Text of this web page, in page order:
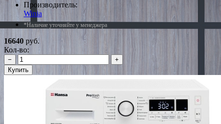
Производитель:
Winia
*Наличие уточняйте у менеджера
16640 руб.
Кол-во:
−
+
Купить